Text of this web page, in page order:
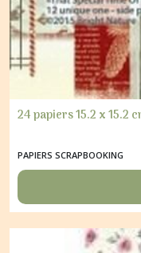
24 papiers 15.2 x 15.2
PAPIERS SCRAPBOOKING